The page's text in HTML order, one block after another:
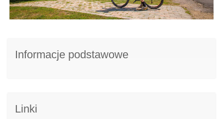
Informacje podstawowe
Linki